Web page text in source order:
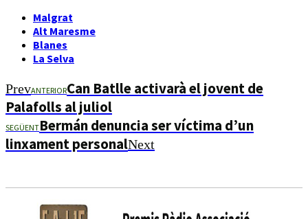
Malgrat
Alt Maresme
Blanes
La Selva
PrevANTERIORCan Batlle activarà el jovent de
Palafolls al juliol
SEGÜENTBermán denuncia ser víctima d’un
linxament personalNext